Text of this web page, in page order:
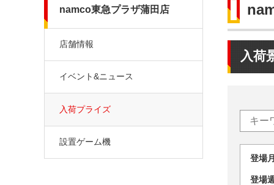
入荷
登
登
namco東急プラザ蒲田店
店舗情報
イベント&ニュース
入荷プライズ
設置ゲーム機